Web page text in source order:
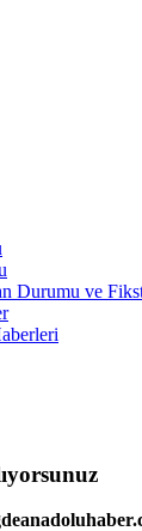
Durumu ve